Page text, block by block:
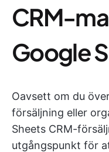
CRM-
Google
Oavsett om du
försäljning eller
Sheets CRM-
utgångspunkt för